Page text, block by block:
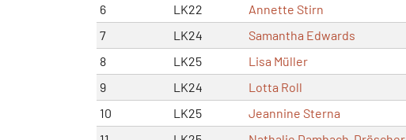
6
LK22 Annette Stirn
7
LK24 Samantha Edwards
8
LK25 Lisa Müller
9
LK24 Lotta Roll
10
LK25 Jeannine Sterna